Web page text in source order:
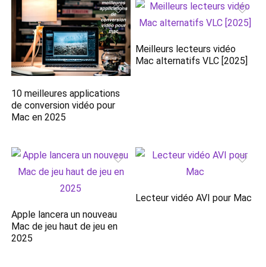
10 meilleures applications
de conversion vidéo pour
Mac en 2025
Meilleurs lecteurs vidéo
Mac alternatifs VLC [2025]
Apple lancera un nouveau
Mac de jeu haut de jeu en
2025
Lecteur vidéo AVI pour Mac